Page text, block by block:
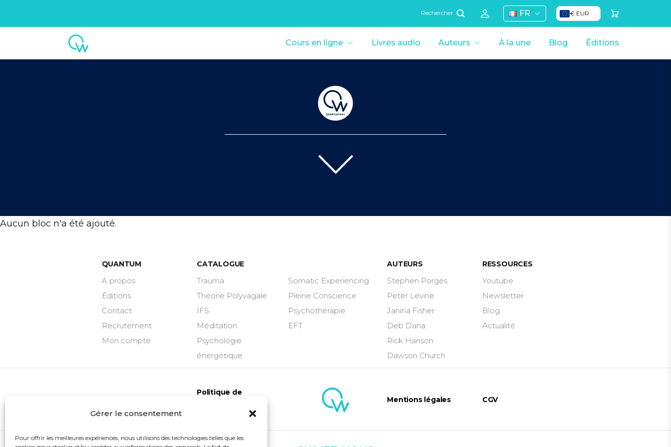
Gérer le consentement
Pour offrir les meilleures expériences, nous utilisons des technologies telles que les
Rechercher FR € EUR
Cours en ligne Livres audio Auteurs À la une Blog Éditions
Aucun bloc n'a été ajouté.
QUANTUM
A propos
Éditions
Contact
Recrutement
Mon compte
CATALOGUE
Trauma
Théorie Polyvagale
IFS
Méditation
Psychologie
énergétique
Somatic Experiencing
Pleine Conscience
Psychothérapie
EFT
AUTEURS
Stephen Porges
Peter Levine
Janina Fisher
Deb Dana
Rick Hanson
Dawson Church
RESSOURCES
Youtube
Newsletter
Blog
Actualité
Politique de
Mentions légales CGV